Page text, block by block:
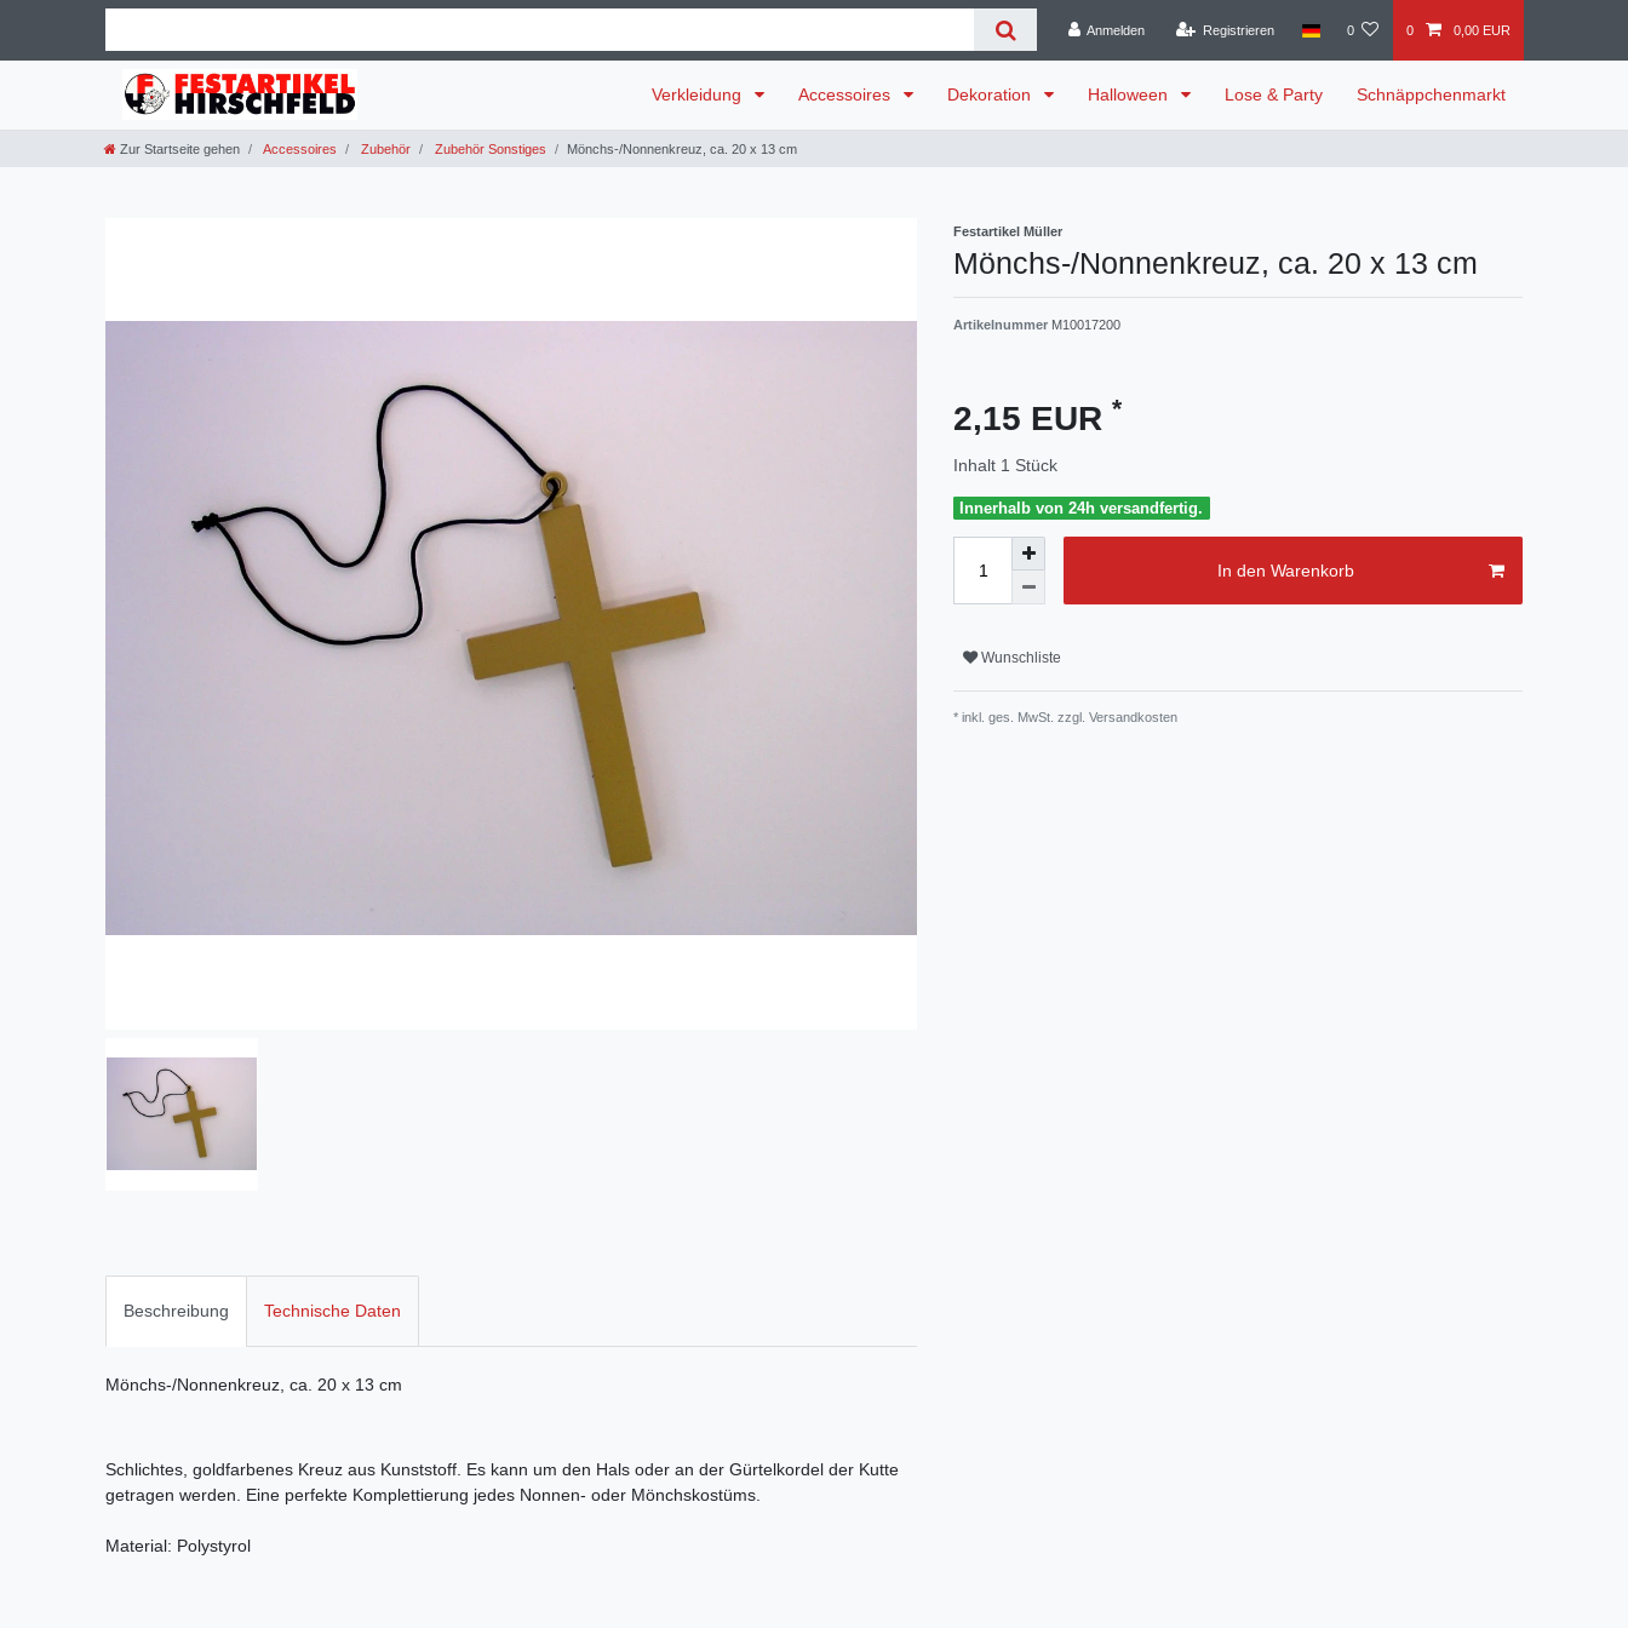
Anmelden Registrieren 0 0 0,00 EUR
Verkleidung Accessoires Dekoration Halloween Lose & Party Schnäppchenmarkt
Zur Startseite gehen Accessoires Zubehör Zubehör Sonstiges Mönchs-/Nonnenkreuz, ca. 20 x 13 cm
Festartikel Müller
Mönchs-/Nonnenkreuz, ca. 20 x 13 cm
Artikelnummer M10017200
2,15 EUR *
Inhalt 1 Stück
Innerhalb von 24h versandfertig.
In den Warenkorb
Wunschliste
* inkl. ges. MwSt. zzgl. Versandkosten
Beschreibung Technische Daten
Mönchs-/Nonnenkreuz, ca. 20 x 13 cm
Schlichtes, goldfarbenes Kreuz aus Kunststoff. Es kann um den Hals oder an der Gürtelkordel der Kutte
getragen werden. Eine perfekte Komplettierung jedes Nonnen- oder Mönchskostüms.
Material: Polystyrol